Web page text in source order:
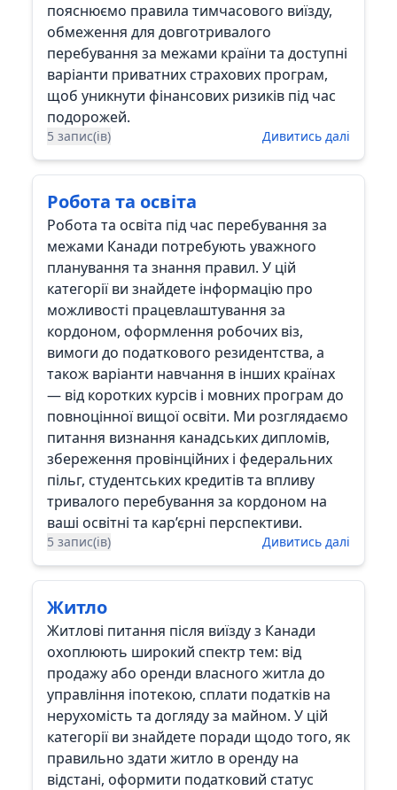
пояснюємо правила тимчасового виїзду,
обмеження для довготривалого
перебування за межами країни та доступні
варіанти приватних страхових програм,
щоб уникнути фінансових ризиків під час
подорожей.
5 запис(ів) Дивитись далі
Робота та освіта
Робота та освіта під час перебування за
межами Канади потребують уважного
планування та знання правил. У цій
категорії ви знайдете інформацію про
можливості працевлаштування за
кордоном, оформлення робочих віз,
вимоги до податкового резидентства, а
також варіанти навчання в інших країнах
— від коротких курсів і мовних програм до
повноцінної вищої освіти. Ми розглядаємо
питання визнання канадських дипломів,
збереження провінційних і федеральних
пільг, студентських кредитів та впливу
тривалого перебування за кордоном на
ваші освітні та кар’єрні перспективи.
5 запис(ів) Дивитись далі
Житло
Житлові питання після виїзду з Канади
охоплюють широкий спектр тем: від
продажу або оренди власного житла до
управління іпотекою, сплати податків на
нерухомість та догляду за майном. У цій
категорії ви знайдете поради щодо того, як
правильно здати житло в оренду на
відстані, оформити податковий статус